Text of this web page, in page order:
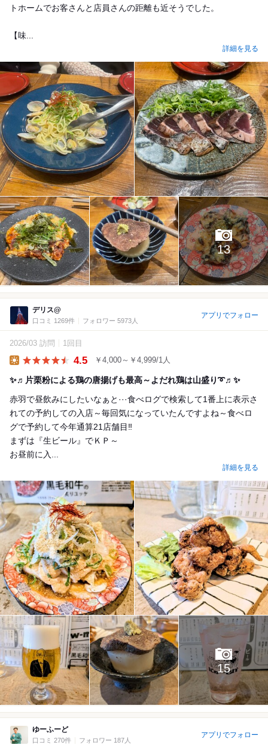
トホームでお客さんと店員さんの距離も近そうでした。
【味...
詳細を見る
13
デリス@
口コミ 1269件 フォロワー 5973人
アプリでフォロー
2026/03 訪問 1回目
4.5 ￥4,000～￥4,999/1人
✨♬片栗粉による鶏の唐揚げも最高～よだれ鶏は山盛り➰♬✨
赤羽で昼飲みにしたいなぁと···食べログで検索して1番上に表示さ
れての予約しての入店～毎回気になっていたんですよね～食べロ
グで予約して今年通算21店舗目‼️
まずは『生ビール』でＫＰ～
お昼前に入...
詳細を見る
15
ゆーふーど
口コミ 270件 フォロワー 187人
アプリでフォロー